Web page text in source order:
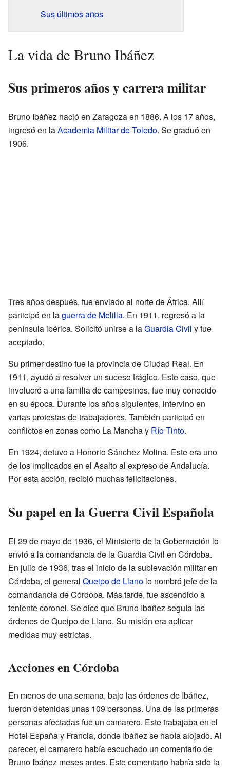
Sus últimos años
La vida de Bruno Ibáñez
Sus primeros años y carrera militar
Bruno Ibáñez nació en Zaragoza en 1886. A los 17 años,
ingresó en laAcademia Militar de Toledo. Se graduó en
1906.
Tres años después, fue enviado al norte de África. Allí
participó en laguerra de Melilla. En 1911, regresó a la
península ibérica. Solicitó unirse a laGuardia Civil y fue
aceptado.
Su primer destino fue la provincia de Ciudad Real. En
1911, ayudó a resolver un suceso trágico. Este caso, que
involucró a una familia de campesinos, fue muy conocido
en su época. Durante los años siguientes, intervino en
varias protestas de trabajadores. También participó en
conflictos en zonas como La Mancha y Río Tinto.
En 1924, detuvo a Honorio Sánchez Molina. Este era uno
de los implicados en el Asalto al expreso de Andalucía.
Por esta acción, recibió muchas felicitaciones.
Su papel en la Guerra Civil Española
El 29 de mayo de 1936, el Ministerio de la Gobernación lo
envió a la comandancia de la Guardia Civil en Córdoba.
En julio de 1936, tras el inicio de la sublevación militar en
Córdoba, el general Queipo de Llano lo nombró jefe de la
comandancia de Córdoba. Más tarde, fue ascendido a
teniente coronel. Se dice que Bruno Ibáñez seguía las
órdenes de Queipo de Llano. Su misión era aplicar
medidas muy estrictas.
Acciones en Córdoba
En menos de una semana, bajo las órdenes de Ibáñez,
fueron detenidas unas 109 personas. Una de las primeras
personas afectadas fue un camarero. Este trabajaba en el
Hotel España y Francia, donde Ibáñez se había alojado. Al
parecer, el camarero había escuchado un comentario de
Bruno Ibáñez meses antes. Este comentario habría sido la